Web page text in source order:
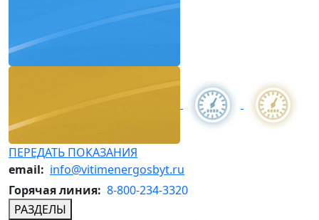
ПЕРЕДАТЬ ПОКАЗАНИЯ
email: info@vitimenergosbyt.ru
Горячая линия: 8-800-234-3320
РАЗДЕЛЫ